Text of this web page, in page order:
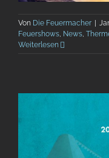
Von Die Feuermacher
Feuershows, News,
Weiterlesen